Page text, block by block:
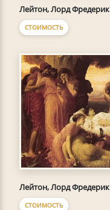
Лейтон, Лорд Фредерик
СТОИМОСТЬ
Лейтон, Лорд Фредерик
СТОИМОСТЬ